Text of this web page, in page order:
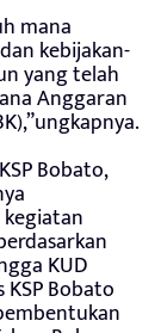
mana
kebijakan-
yang telah
Anggaran
Bobato,
KUD
Bobato